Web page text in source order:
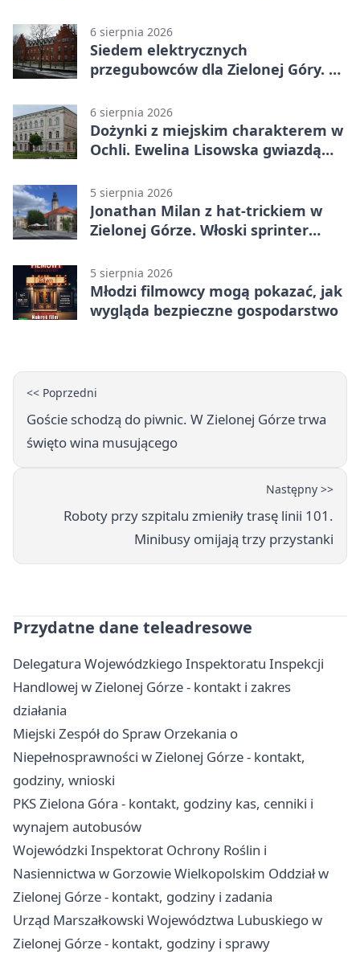
6 sierpnia 2026
Siedem elektrycznych
przegubowców dla Zielonej Góry. To
6 sierpnia 2026
Dożynki z miejskim charakterem w
Ochli. Ewelina Lisowska gwiazdą
5 sierpnia 2026
Jonathan Milan z hat-trickiem w
Zielonej Górze. Włoski sprinter
5 sierpnia 2026
Młodzi filmowcy mogą pokazać, jak
wygląda bezpieczne gospodarstwo
<< Poprzedni
Goście schodzą do piwnic. W Zielonej Górze trwa
święto wina musującego
Następny >>
Roboty przy szpitalu zmieniły trasę linii 101.
Minibusy omijają trzy przystanki
Przydatne dane teleadresowe
Delegatura Wojewódzkiego Inspektoratu Inspekcji
Handlowej w Zielonej Górze - kontakt i zakres
działania
Miejski Zespół do Spraw Orzekania o
Niepełnosprawności w Zielonej Górze - kontakt,
godziny, wnioski
PKS Zielona Góra - kontakt, godziny kas, cenniki i
wynajem autobusów
Wojewódzki Inspektorat Ochrony Roślin i
Nasiennictwa w Gorzowie Wielkopolskim Oddział w
Zielonej Górze - kontakt, godziny i zadania
Urząd Marszałkowski Województwa Lubuskiego w
Zielonej Górze - kontakt, godziny i sprawy